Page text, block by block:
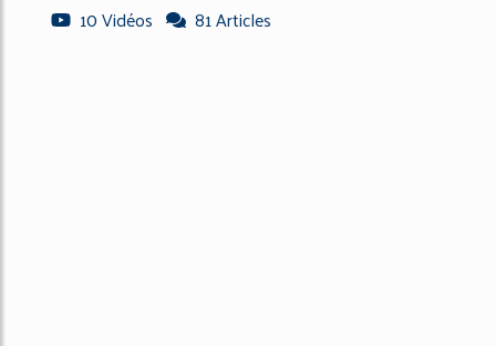
10 Vidéos
81 Articles